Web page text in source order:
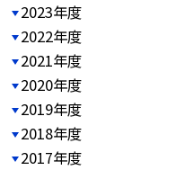
2023年度
2022年度
2021年度
2020年度
2019年度
2018年度
2017年度